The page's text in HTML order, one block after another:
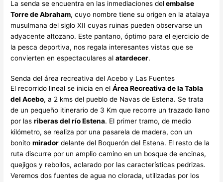
La senda se encuentra en las inmediaciones delembalse
Torre de Abraham, cuyo nombre tiene su origen en la atalaya
musulmana del siglo XII cuyas ruinas pueden observarse un
adyacente altozano. Este pantano, óptimo para el ejercicio de
la pesca deportiva, nos regala interesantes vistas que se
convierten en espectaculares alatardecer.
Senda del área recreativa del Acebo y Las Fuentes
El recorrido lineal se inicia en elÁrea Recreativa de la Tabla
del Acebo, a 2 kms del pueblo de Navas de Estena. Se trata
de un pequeño itinerario de 3 Km que recorre un trazado llano
por lasriberas del río Estena. El primer tramo, de medio
kilómetro, se realiza por una pasarela de madera, con un
bonitomirador delante del Boquerón del Estena. El resto de la
ruta discurre por un amplio camino en un bosque de encinas,
quejigos y rebollos, aclarado por las características pedrizas.
Veremos dos fuentes de agua no clorada, utilizadas por los